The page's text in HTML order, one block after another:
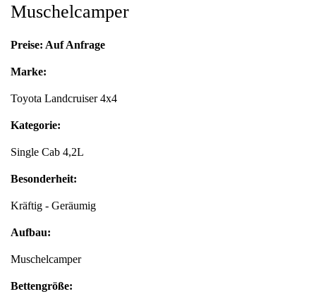
Muschelcamper
Preise: Auf Anfrage
Marke:
Toyota Landcruiser 4x4
Kategorie:
Single Cab 4,2L
Besonderheit:
Kräftig - Geräumig
Aufbau:
Muschelcamper
Bettengröße: